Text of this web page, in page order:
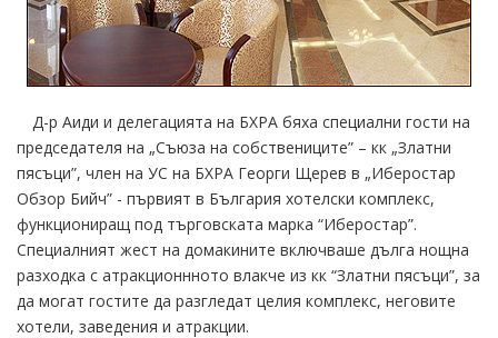
Д-р Аиди и делегацията на БХРА бяха специални гости на
председателя на „Съюза на собствениците” – кк „Златни
пясъци”, член на УС на БХРА Георги Щерев в „Иберостар
Обзор Бийч” - първият в България хотелски комплекс,
функциониращ под търговската марка “Иберостар”.
Специалният жест на домакините включваше дълга нощна
разходка с атракционнното влакче из кк “Златни пясъци”, за
да могат гостите да разгледат целия комплекс, неговите
хотели, заведения и атракции.